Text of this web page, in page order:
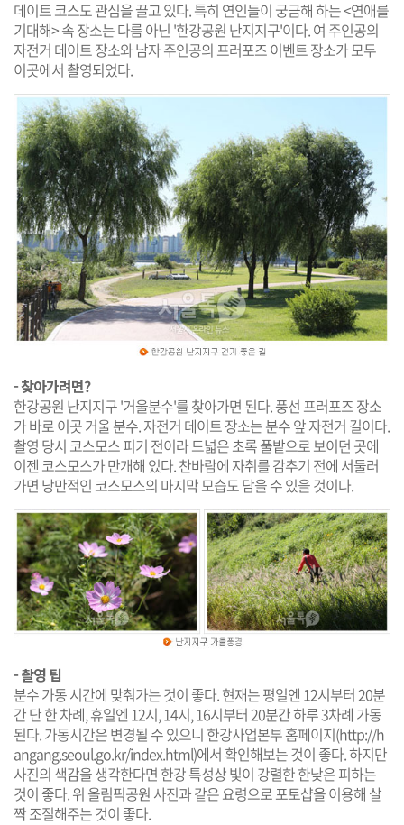
데이트 코스도 관심을 끌고 있다. 특히 연인들이 궁금해 하는 <연애를
기대해> 속 장소는 다름 아닌 '한강공원 난지지구'이다. 여 주인공의
자전거 데이트 장소와 남자 주인공의 프러포즈 이벤트 장소가 모두
이곳에서 촬영되었다.
- 찾아가려면?
한강공원 난지지구 '거울분수'를 찾아가면 된다. 풍선 프러포즈 장소
가 바로 이곳 거울 분수. 자전거 데이트 장소는 분수 앞 자전거 길이다.
촬영 당시 코스모스 피기 전이라 드넓은 초록 풀밭으로 보이던 곳에
이젠 코스모스가 만개해 있다. 찬바람에 자취를 감추기 전에 서둘러
가면 낭만적인 코스모스의 마지막 모습도 담을 수 있을 것이다.
- 촬영 팁
분수 가동 시간에 맞춰가는 것이 좋다. 현재는 평일엔 12시부터 20분
간 단 한 차례, 휴일엔 12시, 14시, 16시부터 20분간 하루 3차례 가동
된다. 가동시간은 변경될 수 있으니 한강사업본부 홈페이지(http://h
angang.seoul.go.kr/index.html)에서 확인해보는 것이 좋다. 하지만
사진의 색감을 생각한다면 한강 특성상 빛이 강렬한 한낮은 피하는
것이 좋다. 위 올림픽공원 사진과 같은 요령으로 포토샵을 이용해 살
짝 조절해주는 것이 좋다.